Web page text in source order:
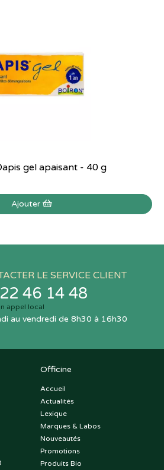
gel apaisant - 40 g
Ajouter
LE SERVICE CLIENT
46 14 48
appel local
au vendredi de 8h30 à 16h30
Officine
Accueil
Actualités
Lexique
Marques & Labos
Nouveautés
Promotions
Produits Bio